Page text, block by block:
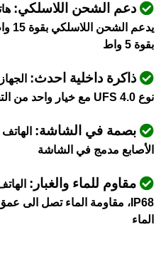
دعم الشحن اللاسلكي:
بقوة 5 واط
ذاكرة داخلية احدث:
نوع UFS 4.0 مع خيار واحد من التخزين 512 جيجابايت
بصمة في الشاشة:
الأصابع مدمج في الشاشة
مقاوم للماء والغبار:
الماء